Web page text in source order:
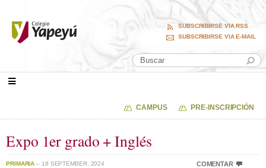
SUBSCRIBIRSE VIA RSS
SUBSCRIBIRSE VIA E-MAIL
CAMPUS PRE-INSCRIPCIÓN
Expo 1er grado + Inglés
PRIMARIA – 18 SEPTEMBER, 2024 COMENTAR